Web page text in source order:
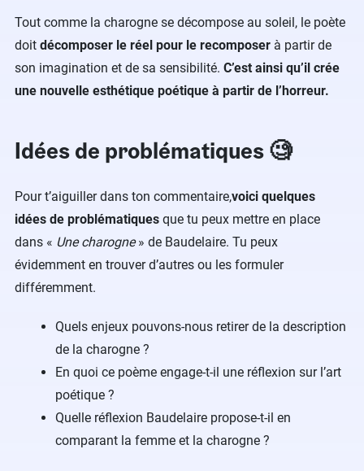
Tout comme la charogne se décompose au soleil, le poète
doit décomposer le réel pour le recomposer à partir de
son imagination et de sa sensibilité. C’est ainsi qu’il crée
une nouvelle esthétique poétique à partir de l’horreur.
Idées de problématiques 🧐
Pour t’aiguiller dans ton commentaire,voici quelques
idées de problématiques que tu peux mettre en place
dans « Une charogne» de Baudelaire. Tu peux
évidemment en trouver d’autres ou les formuler
différemment.
Quels enjeux pouvons-nous retirer de la description
de la charogne ?
En quoi ce poème engage-t-il une réflexion sur l’art
poétique ?
Quelle réflexion Baudelaire propose-t-il en
comparant la femme et la charogne ?